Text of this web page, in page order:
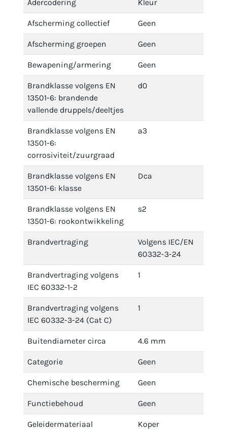
Adercodering Kleur
Afscherming collectief Geen
Afscherming groepen Geen
Bewapening/armering Geen
Brandklasse volgens EN
13501-6: brandende
vallende druppels/deeltjes
d0
Brandklasse volgens EN
13501-6:
corrosiviteit/zuurgraad
a3
Brandklasse volgens EN
13501-6: klasse
Dca
Brandklasse volgens EN
13501-6: rookontwikkeling
s2
Brandvertraging
Volgens IEC/EN
60332-3-24
Brandvertraging volgens
IEC 60332-1-2
1
Brandvertraging volgens
IEC 60332-3-24 (Cat C)
1
Buitendiameter circa 4.6 mm
Categorie Geen
Chemische bescherming Geen
Functiebehoud Geen
Geleidermateriaal Koper